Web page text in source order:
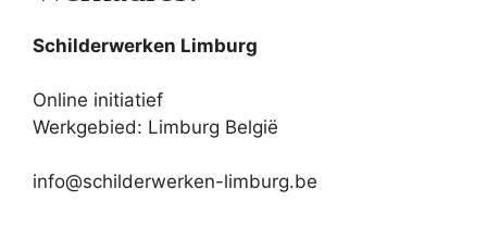
Schilderwerken Limburg
Online initiatief
Werkgebied: Limburg België
info@schilderwerken-limburg.be